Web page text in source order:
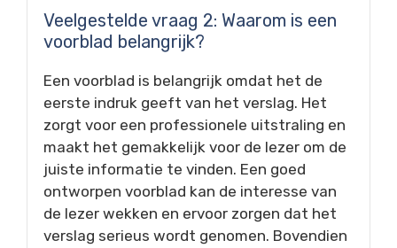
Veelgestelde vraag 2: Waarom is een
voorblad belangrijk?
Een voorblad is belangrijk omdat het de
eerste indruk geeft van het verslag. Het
zorgt voor een professionele uitstraling en
maakt het gemakkelijk voor de lezer om de
juiste informatie te vinden. Een goed
ontworpen voorblad kan de interesse van
de lezer wekken en ervoor zorgen dat het
verslag serieus wordt genomen. Bovendien